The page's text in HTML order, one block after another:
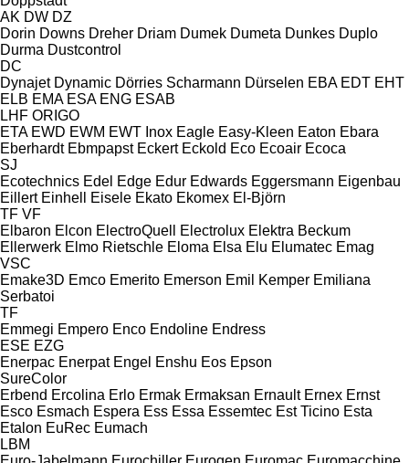
AK DW DZ
Dorin Downs Dreher Driam Dumek Dumeta Dunkes Duplo
Durma Dustcontrol
DC
Dynajet Dynamic Dörries Scharmann Dürselen EBA EDT EHT
ELB EMA ESA ENG ESAB
LHF ORIGO
ETA EWD EWM EWT Inox Eagle Easy-Kleen Eaton Ebara
Eberhardt Ebmpapst Eckert Eckold Eco Ecoair Ecoca
SJ
Ecotechnics Edel Edge Edur Edwards Eggersmann Eigenbau
Eillert Einhell Eisele Ekato Ekomex El-Björn
TF VF
Elbaron Elcon ElectroQuell Electrolux Elektra Beckum
Ellerwerk Elmo Rietschle Eloma Elsa Elu Elumatec Emag
VSC
Emake3D Emco Emerito Emerson Emil Kemper Emiliana
Serbatoi
TF
Emmegi Empero Enco Endoline Endress
ESE EZG
Enerpac Enerpat Engel Enshu Eos Epson
SureColor
Erbend Ercolina Erlo Ermak Ermaksan Ernault Ernex Ernst
Esco Esmach Espera Ess Essa Essemtec Est Ticino Esta
Etalon EuRec Eumach
LBM